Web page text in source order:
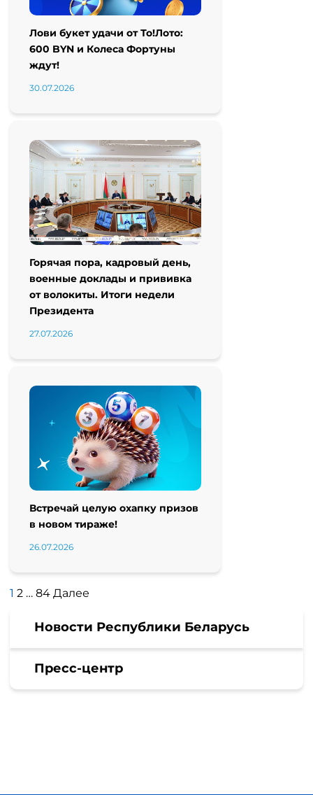
Лови букет удачи от То!Лото:
600 BYN и Колеса Фортуны
ждут!
30.07.2026
Горячая пора, кадровый день,
военные доклады и прививка
от волокиты. Итоги недели
Президента
27.07.2026
Встречай целую охапку призов
в новом тираже!
26.07.2026
Пагинация
1 2 … 84 Далее
Новости Республики Беларусь
Пресс-центр